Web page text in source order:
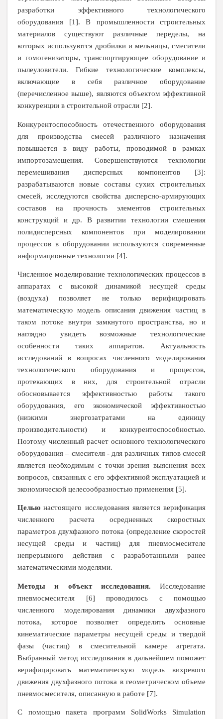
разработки эффективного технологического
оборудования [1]. В промышленности строительных
материалов существуют различные переделы, на
которых используются дробилки и мельницы, смесители
и гомогенизаторы, транспортирующее оборудование и
пылеуловители. Гибкие технологические комплексы,
включающие в себя различное оборудование
(перечисленное выше), являются объектом эффективной
конкуренции в строительной отрасли [2].
Конкурентоспособность отечественного оборудования
для производства смесей различного назначения
повышается в виду работы, проводимой в рамках
импортозамещения. Совершенствуются технологии
перемешивания дисперсных компонентов [3]:
разрабатываются новые составы сухих строительных
смесей, исследуются свойства дисперсно-армирующих
составов на прочность элементов строительных
конструкций и др. В развитии технологии смешения
полидисперсных компонентов при моделировании
процессов в оборудовании используются современные
информационные технологии [4].
Численное моделирование технологических процессов в
аппаратах с высокой динамикой несущей среды
(воздуха) позволяет не только верифицировать
математическую модель описания движения частиц в
таком потоке внутри замкнутого пространства, но и
наглядно увидеть возможные технологические
особенности таких аппаратов. Актуальность
исследований в вопросах численного моделирования
технологического оборудования и процессов,
протекающих в них, для строительной отрасли
обосновывается эффективностью работы такого
оборудования, его экономической эффективностью
(низкими энергозатратами на единицу
производительности) и конкурентоспособностью.
Поэтому численный расчет основного технологического
оборудования – смесителя - для различных типов смесей
является необходимым с точки зрения выяснения всех
вопросов, связанных с его эффективной эксплуатацией и
экономической целесообразностью применения [5].
Целью настоящего исследования является верификация
численного расчета осредненных скоростных
параметров двухфазного потока (определение скоростей
несущей среды и частиц) для пневмосмесителе
непрерывного действия с разработанными ранее
математическими моделями.
Методы и объект исследования. Исследование
пневмосмесителя [6] проводилось с помощью
численного моделирования динамики двухфазного
потока, которое позволяет определить основные
кинематические параметры несущей среды и твердой
фазы (частиц) в смесительной камере агрегата.
Выбранный метод исследования в дальнейшем поможет
верифицировать математическую модель вихревого
движения двухфазного потока в геометрическом объеме
пневмосмесителя, описанную в работе [7].
С помощью пакета программ SolidWorks
Simulation